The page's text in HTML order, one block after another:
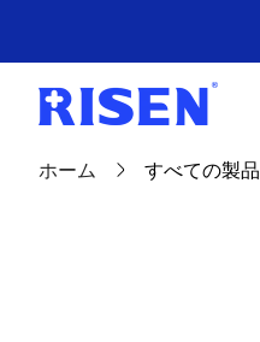
ホーム すべての製品